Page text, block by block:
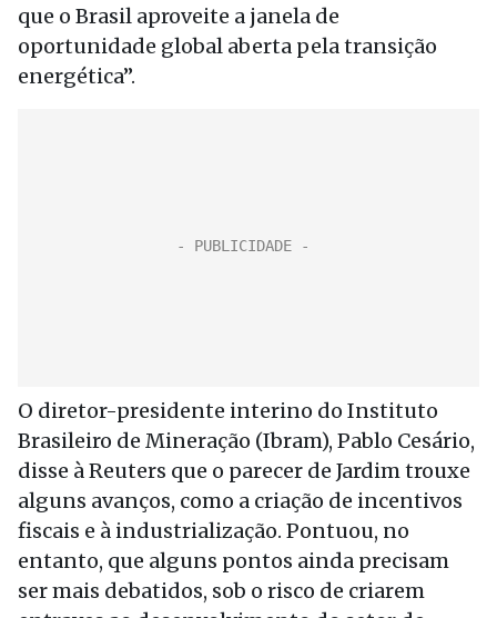
que o Brasil aproveite a janela de
oportunidade global aberta pela transição
energética”.
O diretor-presidente interino do Instituto
Brasileiro de Mineração (Ibram), Pablo Cesário,
disse à Reuters que o parecer de Jardim trouxe
alguns avanços, como a criação de incentivos
fiscais e à industrialização. Pontuou, no
entanto, que alguns pontos ainda precisam
ser mais debatidos, sob o risco de criarem